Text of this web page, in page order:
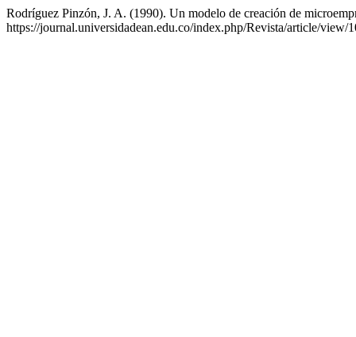
Rodríguez Pinzón, J. A. (1990). Un modelo de creación de
https://journal.universidadean.edu.co/index.php/Revista/article/view/